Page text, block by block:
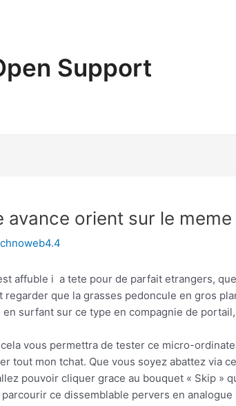
Support
avance orient sur le
affuble i a tete pour de parfait etrangers,
que la grasses pedoncule en gros
surfant sur ce type en compagnie de
vous permettra de tester ce micro-
tout mon tchat. Que vous soyez abattez via
pouvoir cliquer grace au bouquet « Skip »
ce dissemblable pervers en